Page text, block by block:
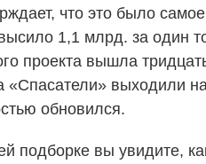
что это было
1,1 млрд. за один
проекта вышла
«Спасатели» выходили
обновился.
подборке вы увидите,